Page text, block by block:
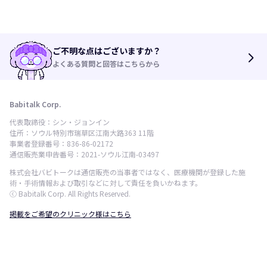
ご不明な点はございますか？
よくある質問と回答はこちらから arrow_forward_ios
Babitalk Corp.
代表取締役：シン・ジョンイン
住所：ソウル特別市瑞草区江南大路363 11階
事業者登録番号：836-86-02172
通信販売業申告番号：2021-ソウル江南-03497
株式会社バビトークは通信販売の当事者ではなく、医療機関が登録した施
術・手術情報および取引などに対して責任を負いかねます。
ⓒ Babitalk Corp. All Rights Reserved.
掲載をご希望のクリニック様はこちら